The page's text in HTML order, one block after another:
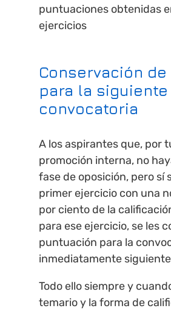
puntuaciones obtenidas
ejercicios
Conservación
para la siguiente
convocatoria
A los aspirantes que, por
promoción interna, no
fase de oposición, pero sí
primer ejercicio con una
por ciento de la
para ese ejercicio, se les
puntuación para la
inmediatamente
Todo ello siempre y
temario y la forma de